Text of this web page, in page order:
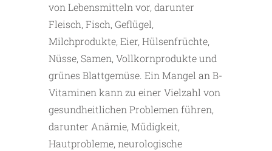
von Lebensmitteln vor, darunter
Fleisch, Fisch, Geflügel,
Milchprodukte, Eier, Hülsenfrüchte,
Nüsse, Samen, Vollkornprodukte und
grünes Blattgemüse. Ein Mangel an B-
Vitaminen kann zu einer Vielzahl von
gesundheitlichen Problemen führen,
darunter Anämie, Müdigkeit,
Hautprobleme, neurologische